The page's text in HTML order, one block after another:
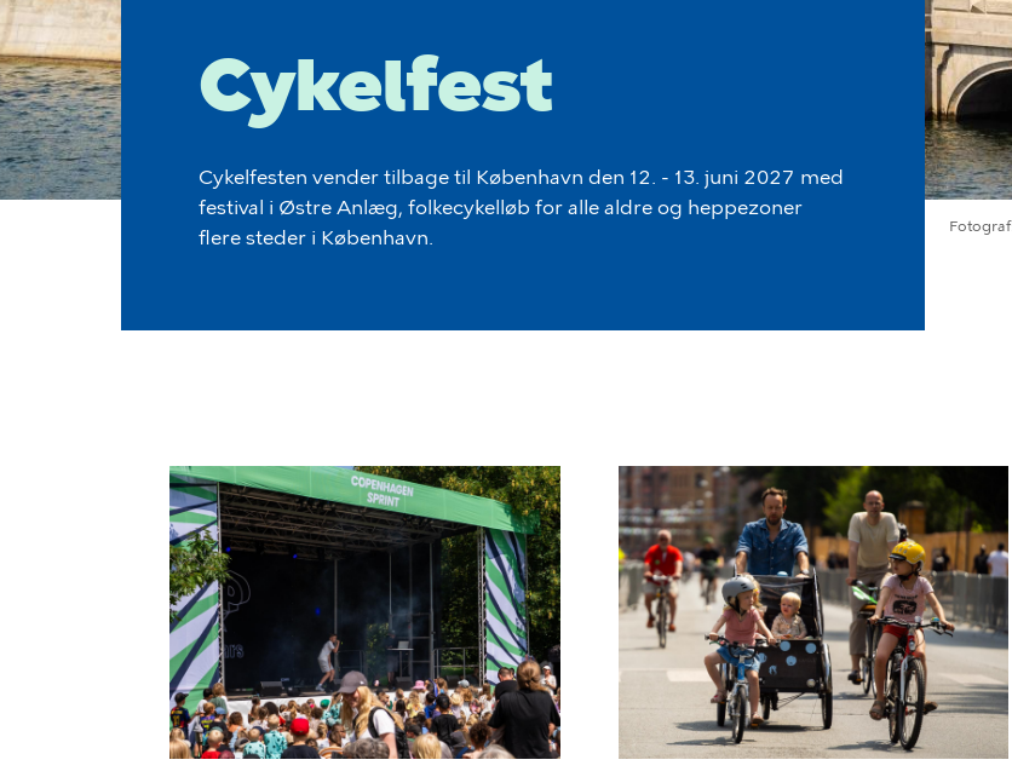
Cykelfest
Cykelfesten vender tilbage til København den 12. - 13. juni 2027 med
festival i Østre Anlæg, folkecykelløb for alle aldre og heppezoner
flere steder i København.
Fotograf